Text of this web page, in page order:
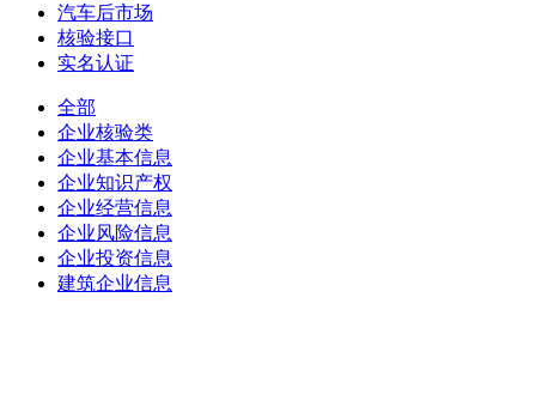
汽车后市场
核验接口
实名认证
全部
企业核验类
企业基本信息
企业知识产权
企业经营信息
企业风险信息
企业投资信息
建筑企业信息